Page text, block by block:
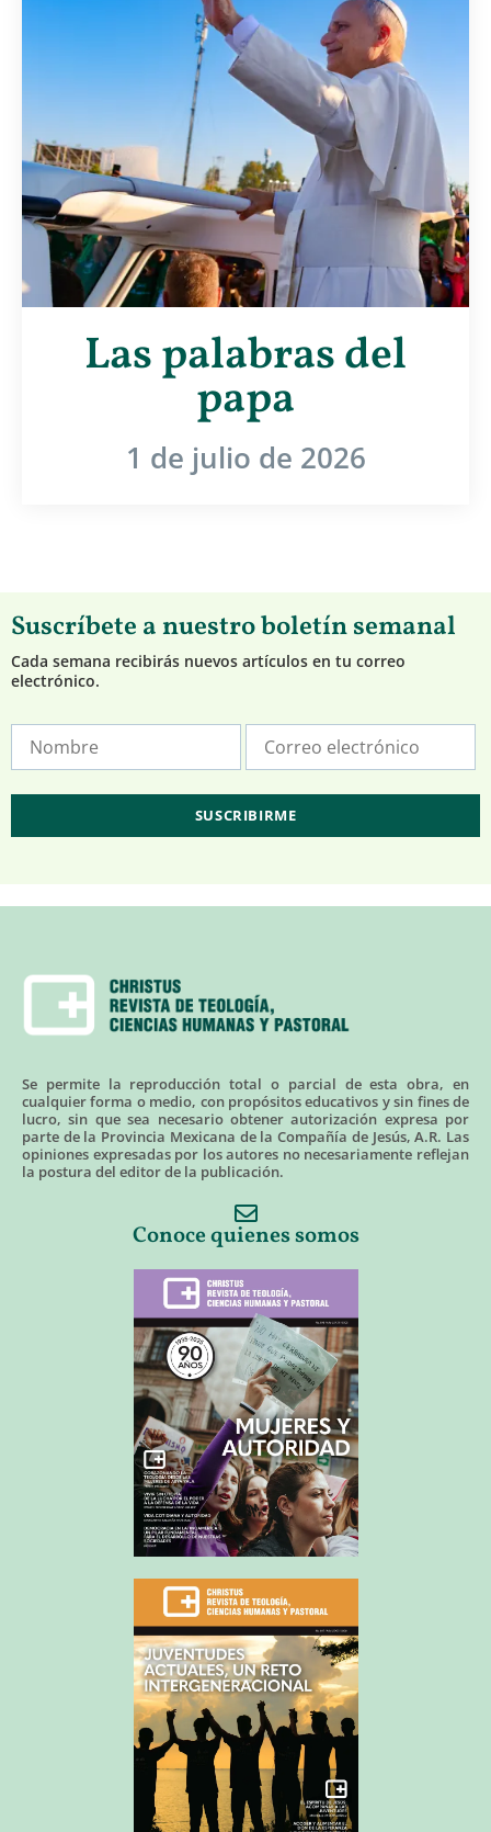
Las palabras del
papa
1 de julio de 2026
Suscríbete a nuestro boletín semanal
Cada semana recibirás nuevos artículos en tu correo
electrónico.
Se permite la reproducción total o parcial de esta obra, en
cualquier forma o medio, con propósitos educativos y sin fines de
lucro, sin que sea necesario obtener autorización expresa por
parte de la Provincia Mexicana de la Compañía de Jesús, A.R. Las
opiniones expresadas por los autores no necesariamente reflejan
la postura del editor de la publicación.
Conoce quienes somos